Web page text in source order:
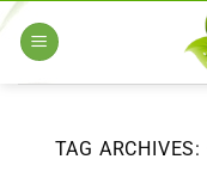
Skip
TAG ARCHIVES: